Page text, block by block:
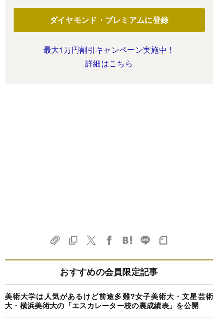
ダイヤモンド・プレミアムに登録
最大1万円割引キャンペーン実施中！
詳細はこちら
おすすめの会員限定記事
美術大学は人気があるけど前途多難?女子美術大・文星芸術
大・横浜美術大の「エスカレーター校の裏成績表」を公開